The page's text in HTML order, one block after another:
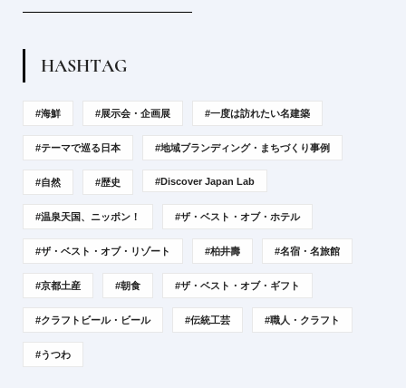
HASHTAG
#海鮮 #展示会・企画展 #一度は訪れたい名建築
#テーマで巡る日本 #地域ブランディング・まちづくり事例
#自然 #歴史 #Discover Japan Lab
#温泉天国、ニッポン！ #ザ・ベスト・オブ・ホテル
#ザ・ベスト・オブ・リゾート #柏井壽 #名宿・名旅館
#京都土産 #朝食 #ザ・ベスト・オブ・ギフト
#クラフトビール・ビール #伝統工芸 #職人・クラフト
#うつわ